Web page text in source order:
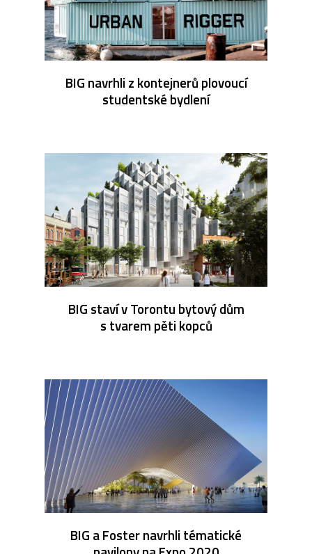
BIG navrhli z kontejnerů plovoucí
studentské bydlení
BIG staví v Torontu bytový dům
s tvarem pěti kopců
BIG a Foster navrhli tématické